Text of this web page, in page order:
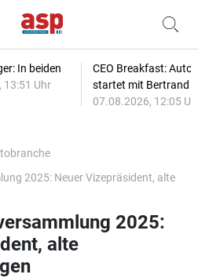
In beiden
13:51 Uhr
CEO Breakfast:
startet mit Bertrand
07.08.2026, 12:05
2025: Neuer Vizepräsident, alte
2025:
alte